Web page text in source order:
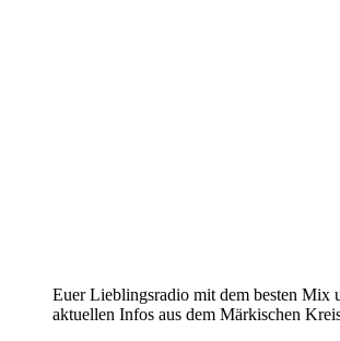
Euer Lieblingsradio mit dem besten Mix
aktuellen Infos aus dem Märkischen